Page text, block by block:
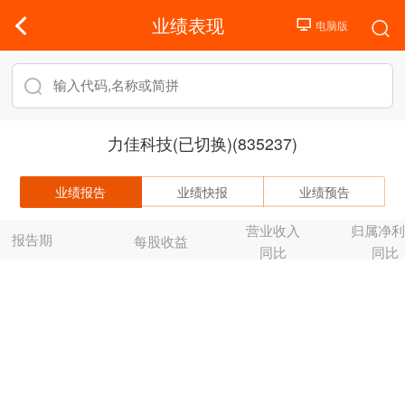
业绩表现
力佳科技(已切换)(835237)
业绩报告 业绩快报 业绩预告
报告期 每股收益
营业收入
同比
归属净
同比